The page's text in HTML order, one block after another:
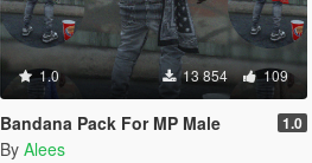
1.0 13 854 109
Bandana Pack For MP Male 1.0
By Alees